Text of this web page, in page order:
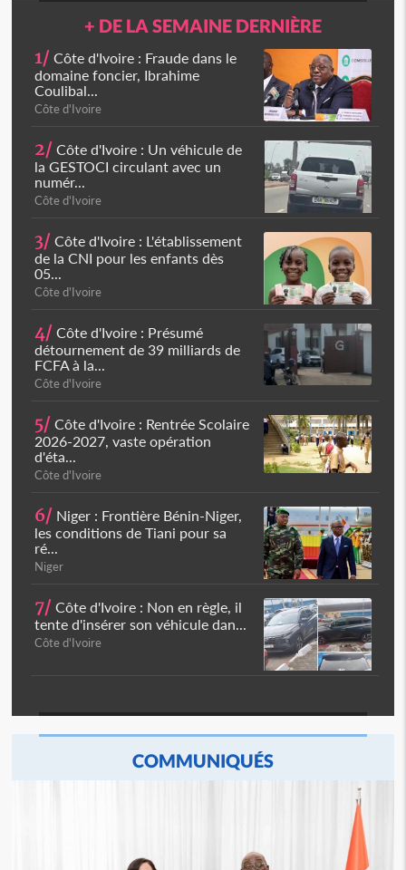
+ DE LA SEMAINE DERNIÈRE
1/ Côte d'Ivoire : Fraude dans le
domaine foncier, Ibrahime
Coulibal...
Côte d'Ivoire
2/ Côte d'Ivoire : Un véhicule de
la GESTOCI circulant avec un
numér...
Côte d'Ivoire
3/ Côte d'Ivoire : L'établissement
de la CNI pour les enfants dès
05...
Côte d'Ivoire
4/ Côte d'Ivoire : Présumé
détournement de 39 milliards de
FCFA à la...
Côte d'Ivoire
5/ Côte d'Ivoire : Rentrée Scolaire
2026-2027, vaste opération
d'éta...
Côte d'Ivoire
6/ Niger : Frontière Bénin-Niger,
les conditions de Tiani pour sa
ré...
Niger
7/ Côte d'Ivoire : Non en règle, il
tente d'insérer son véhicule dan...
Côte d'Ivoire
COMMUNIQUÉS